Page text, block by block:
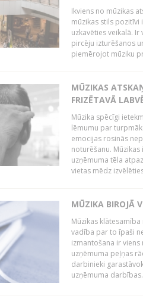
Ikviens no mūzikas
mūzikas stils pozitīvi
uzkavēties veikalā.
pircēju izturēšanos
piemērojot mūziku
MŪZIKAS
FRIZĒTAVĀ
Mūzika spēcīgi
lēmumu par
emocijas rosinās
noturēšanu.
uzņēmuma tēla
vietas mēdz
MŪZIKA BIROJĀ
Mūzikas
vadība par to īpaši
izmantošana ir
uzņēmuma peļņas
darbinieki
uzņēmuma